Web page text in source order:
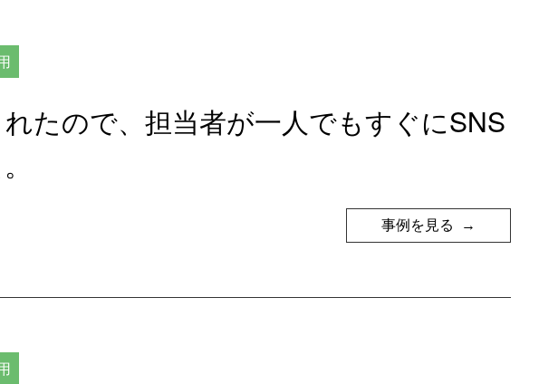
たので、担当者が一人でもすぐにSNS
事例を見る